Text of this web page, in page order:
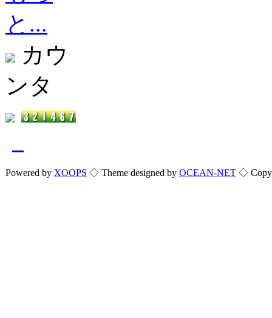
と...
カウ
ンタ
Powered by XOOPS ◇ Theme designed by OCEAN-NET ◇